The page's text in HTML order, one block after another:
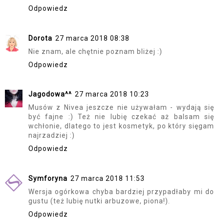
Odpowiedz
Dorota 27 marca 2018 08:38
Nie znam, ale chętnie poznam bliżej :)
Odpowiedz
Jagodowa^^ 27 marca 2018 10:23
Musów z Nivea jeszcze nie używałam - wydają się
być fajne :) Też nie lubię czekać aż balsam się
wchłonie, dlatego to jest kosmetyk, po który sięgam
najrzadziej :)
Odpowiedz
Symforyna 27 marca 2018 11:53
Wersja ogórkowa chyba bardziej przypadłaby mi do
gustu (też lubię nutki arbuzowe, piona!).
Odpowiedz